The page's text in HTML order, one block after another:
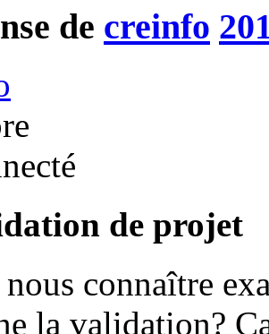
de creinfo
de projet
connaître
la validation?